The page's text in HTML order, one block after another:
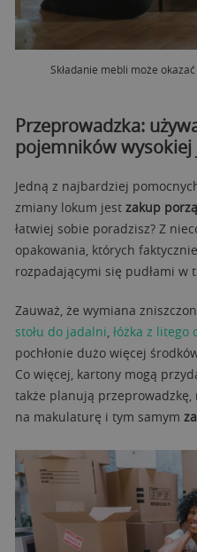
Składanie mebli może
Przeprowadzka:
pojemników wysokiej
Jedną z najbardziej
zmiany lokum jest zakup
łatwiej sobie poradzisz? Z
opakowania, których
rozpadającymi się pudłami w
Zauważ, że wymiana
stołu do jadalni, łóżka z litego
pochłonie dużo więcej
Co więcej, kartony mogą
także planują przeprowadzkę,
na makulaturę i tym samym